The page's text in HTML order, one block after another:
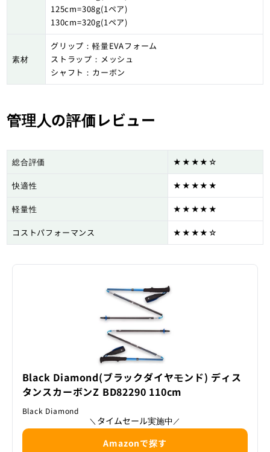
125cm=308g(1ペア)
130cm=320g(1ペア)
素材
グリップ：軽量EVAフォーム
ストラップ：メッシュ
シャフト：カーボン
管理人の評価レビュー
総合評価 ★★★★☆
快適性 ★★★★★
軽量性 ★★★★★
コストパフォーマンス ★★★★☆
Black Diamond(ブラックダイヤモンド) ディス
タンスカーボンZ BD82290 110cm
Black Diamond
＼ タイムセール実施中／
Amazonで探す